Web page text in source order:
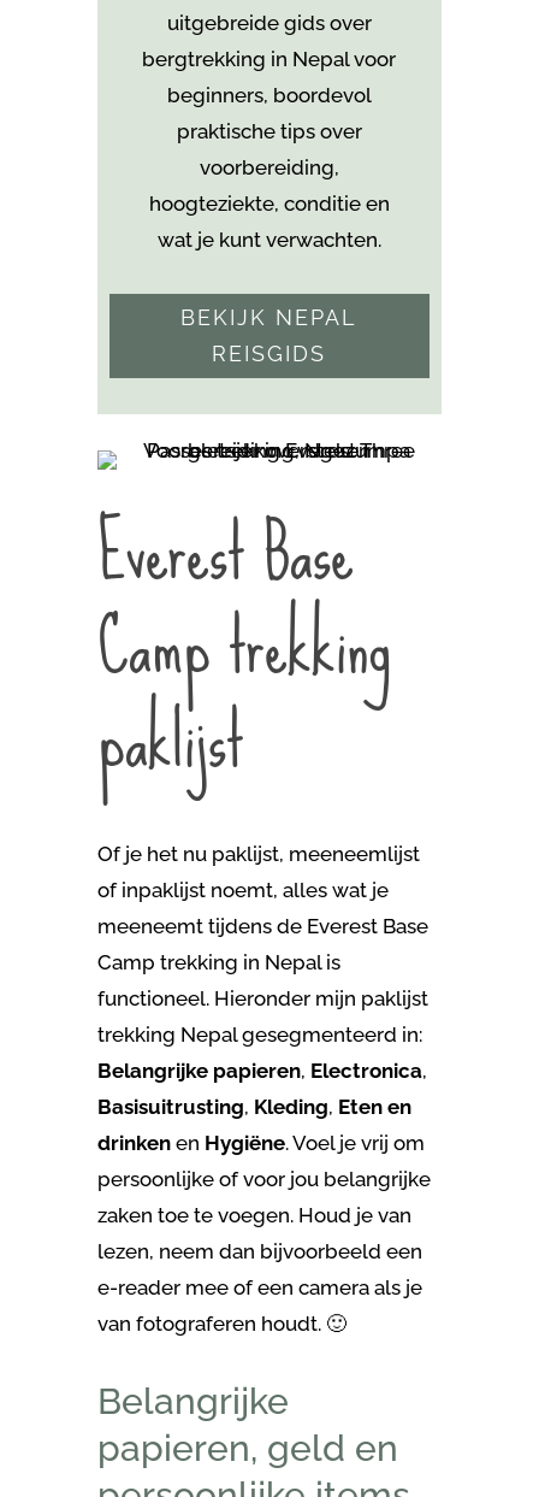
uitgebreide gids over
bergtrekking in Nepal voor
beginners, boordevol
praktische tips over
voorbereiding,
hoogteziekte, conditie en
wat je kunt verwachten.
BEKIJK NEPAL
REISGIDS
Everest Base
Camp trekking
paklijst
Of je het nu paklijst, meeneemlijst
of inpaklijst noemt, alles wat je
meeneemt tijdens de Everest Base
Camp trekking in Nepal is
functioneel. Hieronder mijn paklijst
trekking Nepal gesegmenteerd in:
Belangrijke papieren, Electronica,
Basisuitrusting, Kleding, Eten en
drinkenen Hygiëne. Voel je vrij om
persoonlijke of voor jou belangrijke
zaken toe te voegen. Houd je van
lezen, neem dan bijvoorbeeld een
e-reader mee of een camera als je
van fotograferen houdt. 🙂
Belangrijke
papieren, geld en